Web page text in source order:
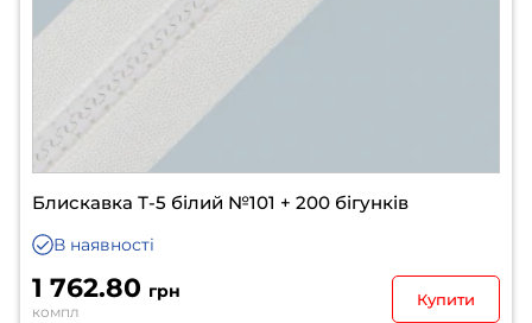
Блискавка Т-5 білий №101 + 200 бігунків
В наявності
1 762.80 грн
компл
Купити